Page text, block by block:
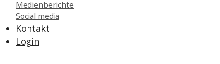
Medienberichte
Social media
Kontakt
Login